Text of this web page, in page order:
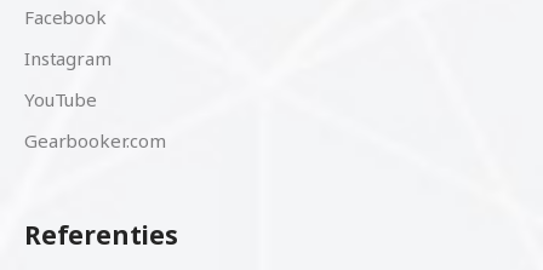
Facebook
Instagram
YouTube
Gearbooker.com
Referenties